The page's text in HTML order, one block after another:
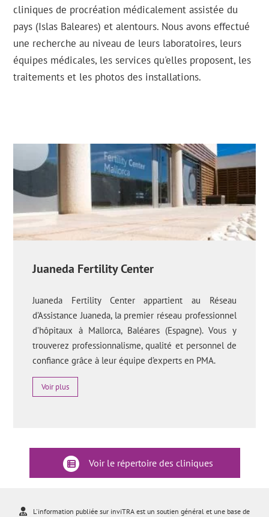
cliniques de procréation médicalement assistée du
pays (Islas Baleares) et alentours. Nous avons effectué
une recherche au niveau de leurs laboratoires, leurs
équipes médicales, les services qu'elles proposent, les
traitements et les photos des installations.
Juaneda Fertility Center
Juaneda Fertility Center appartient au Réseau
d’Assistance Juaneda, la premier réseau professionnel
d’hôpitaux à Mallorca, Baléares (Espagne). Vous y
trouverez professionnalisme, qualité et personnel de
confiance grâce à leur équipe d’experts en PMA.
Voir plus
Voir le répertoire des cliniques
L'information publiée sur inviTRA est un soutien général et une base de